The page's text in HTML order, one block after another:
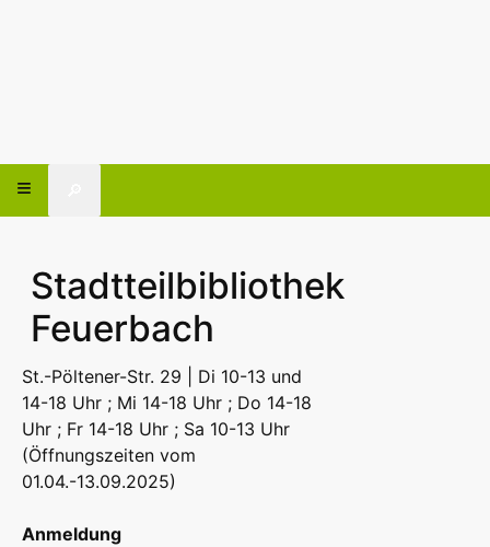
Stadtteilbibliothek
Feuerbach
St.-Pöltener-Str. 29 | Di 10-13 und
14-18 Uhr ; Mi 14-18 Uhr ; Do 14-18
Uhr ; Fr 14-18 Uhr ; Sa 10-13 Uhr
(Öffnungszeiten vom
01.04.-13.09.2025)
Anmeldung